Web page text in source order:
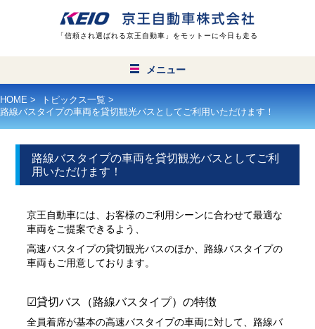
「信頼され選ばれる京王自動車」をモットーに今日も走る
メニュー
24時間無線営業
タクシーを呼ぶ
タクシー
HOME > トピックス一覧 >
路線バスタイプの車両を貸切観光バスとしてご利用いただけます！
路線バスタイプの車両を貸切観光バスとしてご利
用いただけます！
京王自動車には、お客様のご利用シーンに合わせて最適な
車両をご提案できるよう、
高速バスタイプの貸切観光バスのほか、路線バスタイプの
車両もご用意しております。
☑貸切バス（路線バスタイプ）の特徴
全員着席が基本の高速バスタイプの車両に対して、路線バ